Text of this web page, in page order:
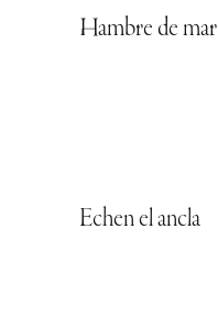
Hambre de mar
Echen el ancla